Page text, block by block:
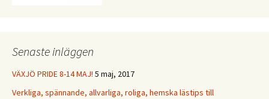
Senaste inläggen
VÄXJÖ PRIDE 8-14 MAJ! 5 maj, 2017
Verkliga, spännande, allvarliga, roliga, hemska lästips till